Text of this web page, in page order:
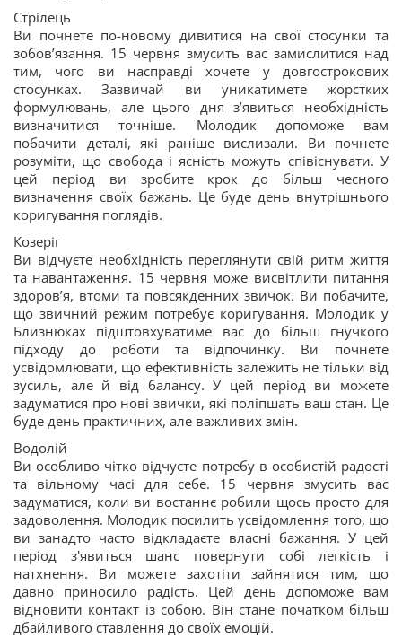
Стрілець
Ви почнете по-новому дивитися на свої стосунки та
зобов’язання. 15 червня змусить вас замислитися над
тим, чого ви насправді хочете у довгострокових
стосунках. Зазвичай ви уникатимете жорстких
формулювань, але цього дня з’явиться необхідність
визначитися точніше. Молодик допоможе вам
побачити деталі, які раніше вислизали. Ви почнете
розуміти, що свобода і ясність можуть співіснувати. У
цей період ви зробите крок до більш чесного
визначення своїх бажань. Це буде день внутрішнього
коригування поглядів.
Козеріг
Ви відчуєте необхідність переглянути свій ритм життя
та навантаження. 15 червня може висвітлити питання
здоров’я, втоми та повсякденних звичок. Ви побачите,
що звичний режим потребує коригування. Молодик у
Близнюках підштовхуватиме вас до більш гнучкого
підходу до роботи та відпочинку. Ви почнете
усвідомлювати, що ефективність залежить не тільки від
зусиль, але й від балансу. У цей період ви можете
задуматися про нові звички, які поліпшать ваш стан. Це
буде день практичних, але важливих змін.
Водолій
Ви особливо чітко відчуєте потребу в особистій радості
та вільному часі для себе. 15 червня змусить вас
задуматися, коли ви востаннє робили щось просто для
задоволення. Молодик посилить усвідомлення того, що
ви занадто часто відкладаєте власні бажання. У цей
період з'явиться шанс повернути собі легкість і
натхнення. Ви можете захотіти зайнятися тим, що
давно приносило радість. Цей день допоможе вам
відновити контакт із собою. Він стане початком більш
дбайливого ставлення до своїх емоцій.